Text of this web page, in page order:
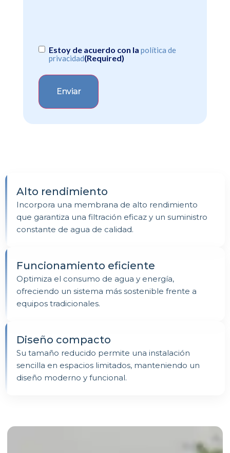
Consentimiento(Required)
Estoy de acuerdo con la política de
privacidad(Required)
Alto rendimiento
Incorpora una membrana de alto rendimiento
que garantiza una filtración eficaz y un suministro
constante de agua de calidad.
Funcionamiento eficiente
Optimiza el consumo de agua y energía,
ofreciendo un sistema más sostenible frente a
equipos tradicionales.
Diseño compacto
Su tamaño reducido permite una instalación
sencilla en espacios limitados, manteniendo un
diseño moderno y funcional.